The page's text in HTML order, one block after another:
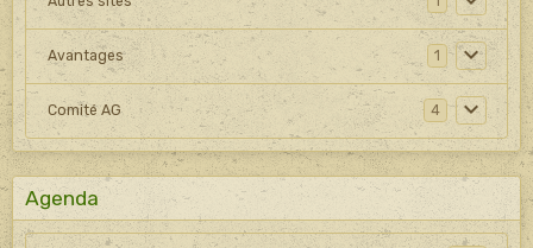
Avantages 1
Comité AG 4
Agenda